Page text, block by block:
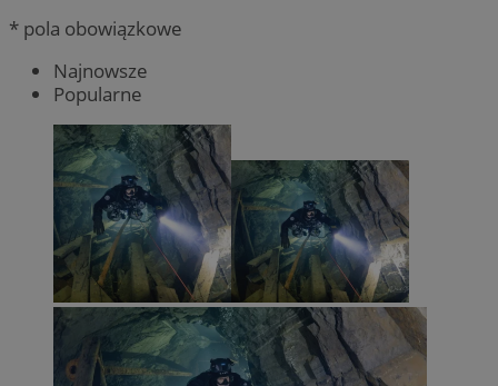
* pola obowiązkowe
Najnowsze
Popularne